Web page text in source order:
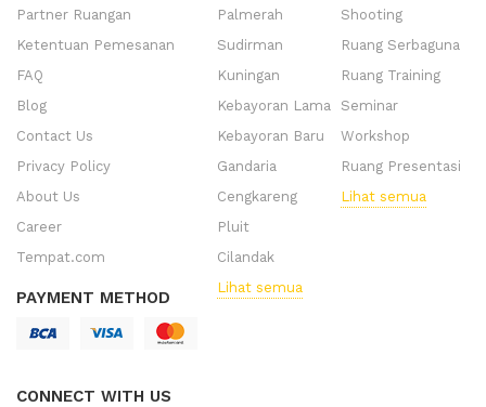
Partner Ruangan
Ketentuan Pemesanan
FAQ
Blog
Contact Us
Privacy Policy
About Us
Career
Tempat.com
PAYMENT METHOD
CONNECT WITH US
Palmerah
Sudirman
Kuningan
Kebayoran Lama
Kebayoran Baru
Gandaria
Cengkareng
Pluit
Cilandak
Lihat semua
Shooting
Ruang Serbaguna
Ruang Training
Seminar
Workshop
Ruang Presentasi
Lihat semua